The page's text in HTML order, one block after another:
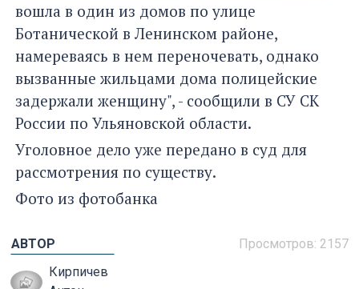
вошла в один из домов по улице
Ботанической в Ленинском районе,
намереваясь в нем переночевать, однако
вызванные жильцами дома полицейские
задержали женщину", - сообщили в СУ СК
России по Ульяновской области.
Уголовное дело уже передано в суд для
рассмотрения по существу.
Фото из фотобанка
Просмотров: 2157
АВТОР
Кирпичев